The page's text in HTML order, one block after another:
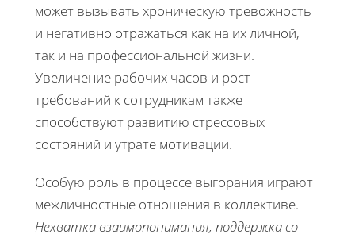
может вызывать хроническую тревожность
и негативно отражаться как на их личной,
так и на профессиональной жизни.
Увеличение рабочих часов и рост
требований к сотрудникам также
способствуют развитию стрессовых
состояний и утрате мотивации.
Особую роль в процессе выгорания играют
межличностные отношения в коллективе.
Нехватка взаимопонимания, поддержка со